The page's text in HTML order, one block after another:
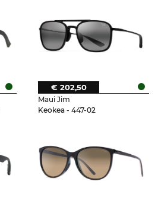
Maui Jim
Keokea - 447-02
€ 202,50